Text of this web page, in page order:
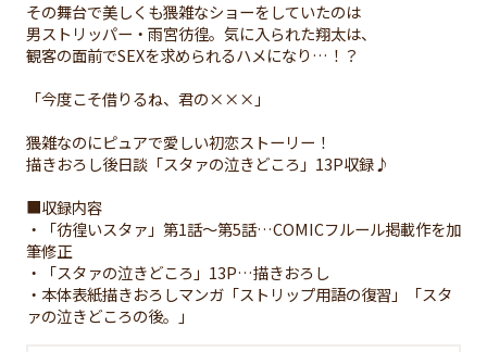
その舞台で美しくも猥雑なショーをしていたのは
男ストリッパー・雨宮彷徨。気に入られた翔太は、
観客の面前でSEXを求められるハメになり…！？
「今度こそ借りるね、君の×××」
猥雑なのにピュアで愛しい初恋ストーリー！
描きおろし後日談「スタァの泣きどころ」13P収録♪
■収録内容
・「彷徨いスタァ」第1話～第5話…COMICフルール掲載作を加
筆修正
・「スタァの泣きどころ」13P…描きおろし
・本体表紙描きおろしマンガ「ストリップ用語の復習」「スタ
ァの泣きどころの後。」